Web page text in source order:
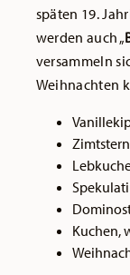
späten 19.
werden auch „
versammeln
Weihnachten
Kuchen,